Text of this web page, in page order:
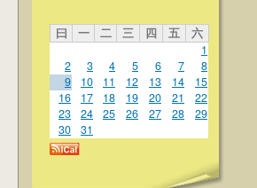
曰 一 二 三 四 五
六
1
2
3 4 5 6 7
8
9
10 11 12 13 14
15
16
17 18 19 20 21
22
23
24 25 26 27 28
29
30
31